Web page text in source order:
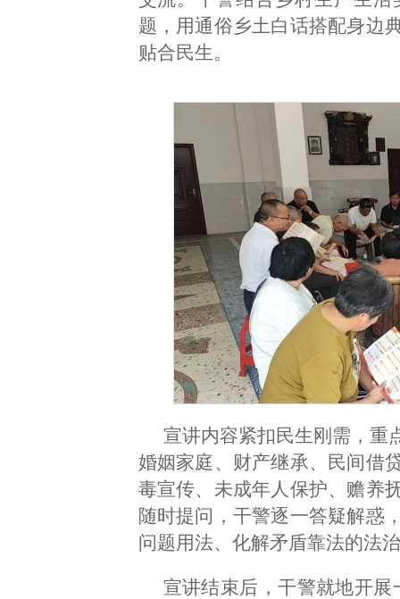
题， 用通俗乡土白话搭配身边
贴合民生。
宣讲内容紧扣民生刚需，重
婚姻家庭、财产继承、民间借
毒宣传、未成年人保护、赡养
随时提问，干警逐一答疑解惑
问题用法、化解矛盾靠法的法
宣讲结束后，干警就地开